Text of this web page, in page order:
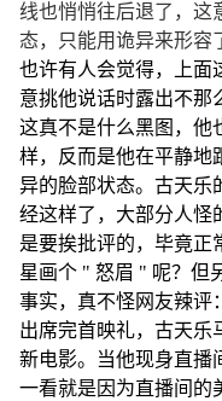
线也悄悄往后退了，这
态，只能用诡异来形容
也许有人会觉得，上面
意挑他说话时露出不那
这真不是什么黑图，他
样，反而是他在平静地
异的脸部状态。古天乐
经这样了，大部分人怪
是要挨批评的，毕竟正
星画个 " 怒眉 " 呢？但
事实，真不怪网友辣评
出席完首映礼，古天乐
新电影。当他现身直播
一看就是因为直播间的